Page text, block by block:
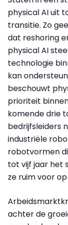
physical AI uit
transitie. Zo
dat reshoring
physical AI
technologie
kan
beschouwt
prioriteit
komende drie
bedrijfsleiders
industriële
robotvormen
tot vijf jaar het
ze ruim voor
achter de